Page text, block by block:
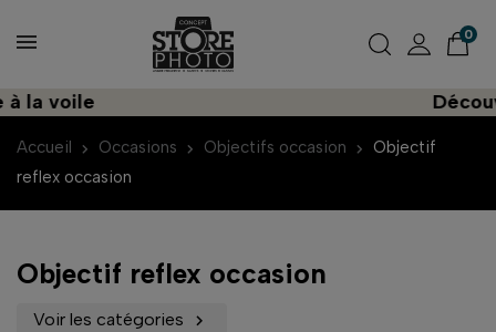
0
Découvrez
Accueil Occasions Objectifs occasion
Objectif
reflex occasion
Objectif reflex occasion
Voir les catégories 